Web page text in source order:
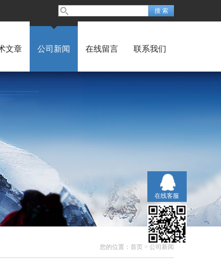
文章 公司新闻 在线留言 联系我们
您的位置： 首页 > 公司新闻
在线客服